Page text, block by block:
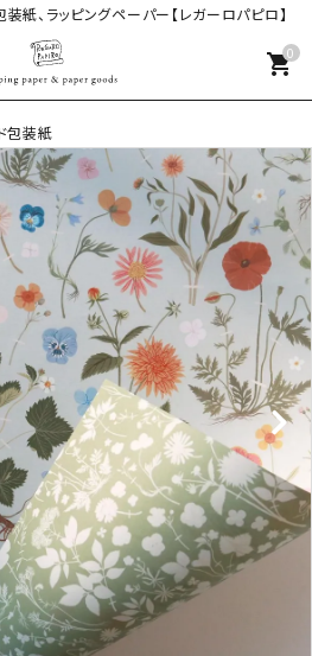
紙、ラッピングペーパー【レガーロパピロ】
0
shopping_cart
包装紙